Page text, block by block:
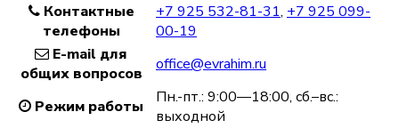
Контактные
телефоны
+7 925 532-81-31, +7 925 099-
00-19
E-mail для
общих вопросов
office@evrahim.ru
Режим работы
Пн.-пт.: 9:00—18:00, сб.–вс.:
выходной